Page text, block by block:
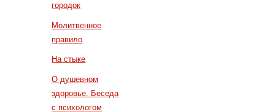
городок
Молитвенное
правило
На стыке
О душевном
здоровье. Беседа
с психологом